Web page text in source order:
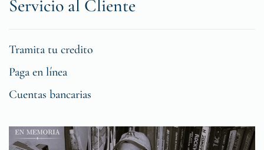
Servicio al Cliente
Tramita tu credito
Paga en línea
Cuentas bancarias